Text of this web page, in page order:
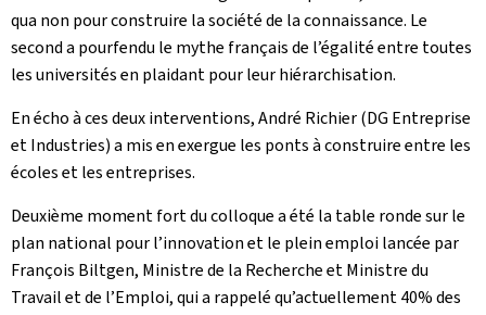
qua non pour construire la société de la connaissance. Le
second a pourfendu le mythe français de l’égalité entre toutes
les universités en plaidant pour leur hiérarchisation.
En écho à ces deux interventions, André Richier (DG Entreprise
et Industries) a mis en exergue les ponts à construire entre les
écoles et les entreprises.
Deuxième moment fort du colloque a été la table ronde sur le
plan national pour l’innovation et le plein emploi lancée par
François Biltgen, Ministre de la Recherche et Ministre du
Travail et de l’Emploi, qui a rappelé qu’actuellement 40% des